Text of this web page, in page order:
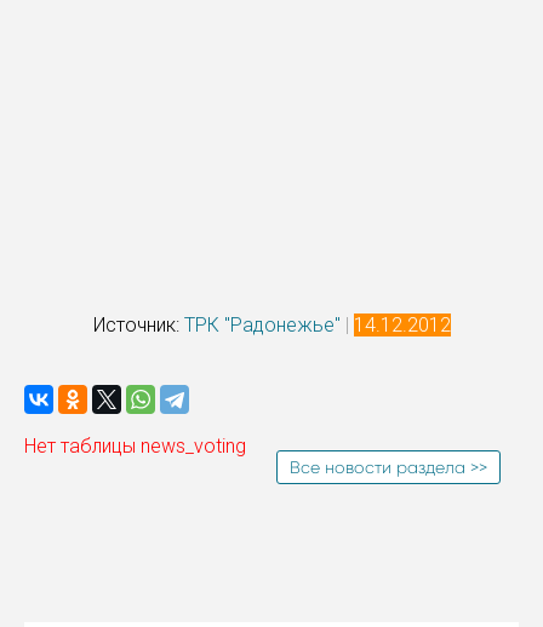
Источник: ТРК "Радонежье" | 14.12.2012
Нет таблицы news_voting
Все новости раздела >>